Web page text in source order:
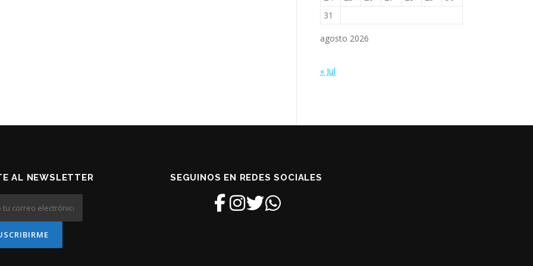
agosto 2026
31
« Jul
AL NEWSLETTER SEGUINOS EN REDES SOCIALES